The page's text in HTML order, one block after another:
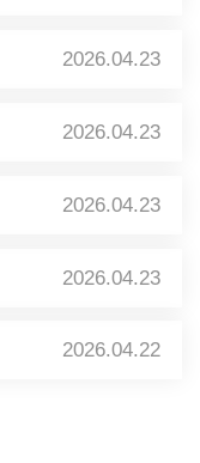
2026.04.23
2026.04.23
2026.04.23
2026.04.23
2026.04.22